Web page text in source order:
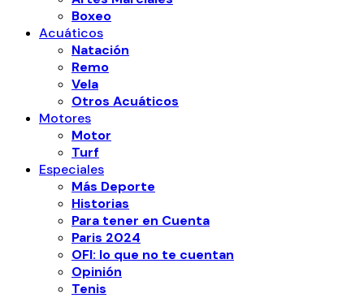
Boxeo
Acuáticos
Natación
Remo
Vela
Otros Acuáticos
Motores
Motor
Turf
Especiales
Más Deporte
Historias
Para tener en Cuenta
Paris 2024
OFI: lo que no te cuentan
Opinión
Tenis